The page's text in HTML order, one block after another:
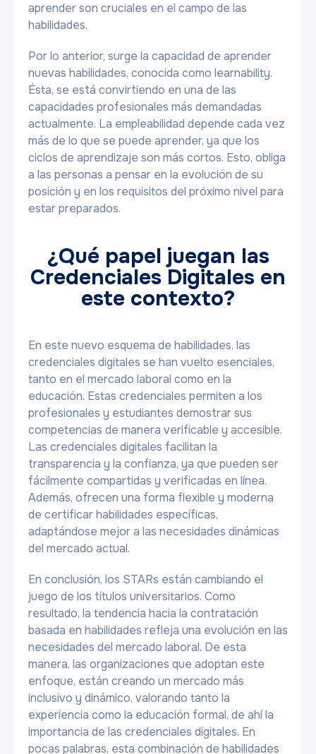
aprender son cruciales en el campo de las
habilidades.
Por lo anterior, surge la capacidad de aprender
nuevas habilidades, conocida como learnability.
Ésta, se está convirtiendo en una de las
capacidades profesionales más demandadas
actualmente. La empleabilidad depende cada vez
más de lo que se puede aprender, ya que los
ciclos de aprendizaje son más cortos. Esto, obliga
a las personas a pensar en la evolución de su
posición y en los requisitos del próximo nivel para
estar preparados.
¿Qué papel juegan las
Credenciales Digitales en
este contexto?
En este nuevo esquema de habilidades, las
credenciales digitales se han vuelto esenciales,
tanto en el mercado laboral como en la
educación. Estas credenciales permiten a los
profesionales y estudiantes demostrar sus
competencias de manera verificable y accesible.
Las credenciales digitales facilitan la
transparencia y la confianza, ya que pueden ser
fácilmente compartidas y verificadas en línea.
Además, ofrecen una forma flexible y moderna
de certificar habilidades específicas,
adaptándose mejor a las necesidades dinámicas
del mercado actual.
En conclusión, los STARs están cambiando el
juego de los títulos universitarios. Como
resultado, la tendencia hacia la contratación
basada en habilidades refleja una evolución en las
necesidades del mercado laboral. De esta
manera, las organizaciones que adoptan este
enfoque, están creando un mercado más
inclusivo y dinámico, valorando tanto la
experiencia como la educación formal, de ahí la
importancia de las credenciales digitales. En
pocas palabras, esta combinación de habilidades